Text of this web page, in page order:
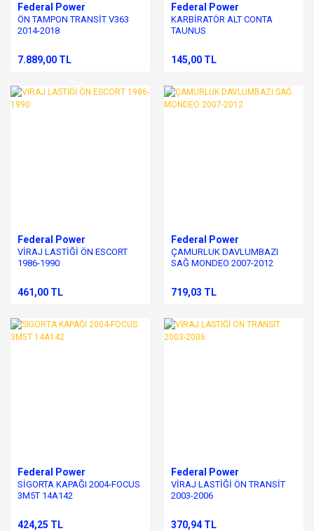
Federal Power
ÖN TAMPON TRANSİT V363
2014-2018
7.889,00 TL
Federal Power
KARBİRATÖR ALT CONTA
TAUNUS
145,00 TL
Federal Power
VİRAJ LASTİĞİ ÖN ESCORT
1986-1990
461,00 TL
Federal Power
ÇAMURLUK DAVLUMBAZI
SAĞ MONDEO 2007-2012
719,03 TL
Federal Power
SİGORTA KAPAĞI 2004-FOCUS
3M5T 14A142
424,25 TL
Federal Power
VİRAJ LASTİĞİ ÖN TRANSİT
2003-2006
370,94 TL